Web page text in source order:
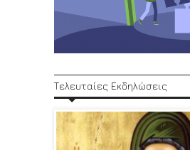
Τελευταίες Εκδηλώσεις